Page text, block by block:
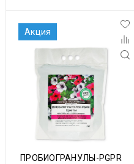
Акция
ПРОБИОГРАНУЛЫ-PGPR